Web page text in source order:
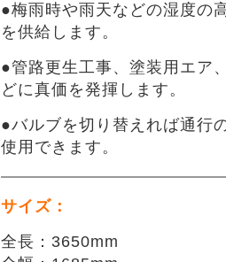
●梅雨時や雨天などの湿度の
を供給します。
●管路更生工事、塗装用エア
どに真価を発揮します。
●バルブを切り替えれば通行
使用できます。
サイズ：
全長：3650mm